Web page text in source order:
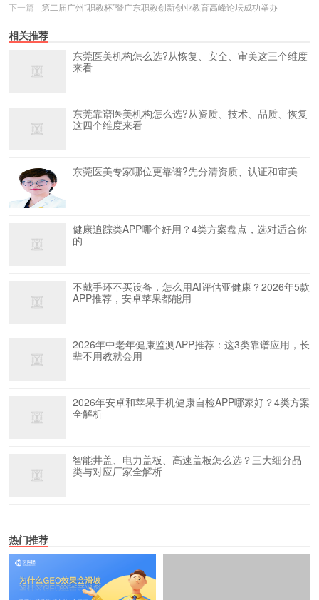
下一篇
第二届广州“职教杯”暨广东职教创新创业教育高峰论坛成功举办
相关推荐
东莞医美机构怎么选?从恢复、安全、审美这三个维度
来看
东莞靠谱医美机构怎么选?从资质、技术、品质、恢复
这四个维度来看
东莞医美专家哪位更靠谱?先分清资质、认证和审美
健康追踪类APP哪个好用？4类方案盘点，选对适合你
的
不戴手环不买设备，怎么用AI评估亚健康？2026年5款
APP推荐，安卓苹果都能用
2026年中老年健康监测APP推荐：这3类靠谱应用，长
辈不用教就会用
2026年安卓和苹果手机健康自检APP哪家好？4类方案
全解析
智能井盖、电力盖板、高速盖板怎么选？三大细分品
类与对应厂家全解析
热门推荐